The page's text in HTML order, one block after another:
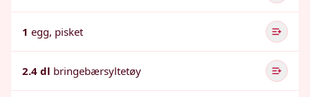
1 egg, pisket
2.4 dl bringebærsyltetøy